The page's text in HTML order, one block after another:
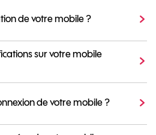
de votre mobile ?
sur votre mobile
de votre mobile ?